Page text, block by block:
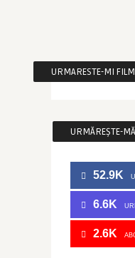
URMARESTE-MI
URMĂREȘTE-MĂ
52.9K
6.6K
2.6K